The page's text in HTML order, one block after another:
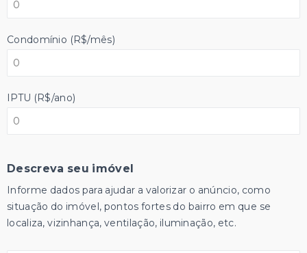
Condomínio (R$/mês)
IPTU (R$/ano)
Descreva seu imóvel
Informe dados para ajudar a valorizar o anúncio, como
situação do imóvel, pontos fortes do bairro em que se
localiza, vizinhança, ventilação, iluminação, etc.